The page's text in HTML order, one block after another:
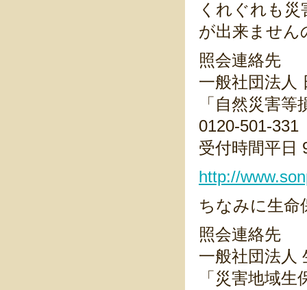
くれぐれも
が出来ません
照会連絡先
一般社団法人
「自然災害
0120-501-331
受付時間平日
http://
ちなみに生命
照会連絡先
一般社団法人
「災害地域